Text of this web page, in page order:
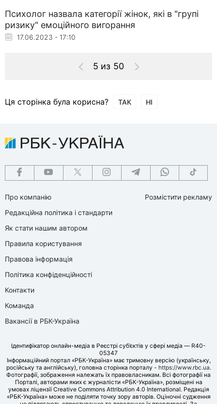
Психолог назвала категорії жінок, які в "групі
ризику" емоційного вигорання
17.06.2023 - 17:10
5 из 50
Ця сторінка була корисна? ТАК НІ
Про компанію
Редакційна політика і стандарти
Як стати нашим автором
Правила користування
Правова інформація
Політика конфіденційності
Контакти
Команда
Вакансії в РБК-Україна
Розмістити рекламу
Ідентифікатор онлайн-медіа в Реєстрі суб’єктів у сфері медіа — R40-
05347
Інформаційний портал «РБК-Україна» має тримовну версію (українську,
російську та англійську), головна сторінка порталу - https://www.rbc.ua.
Фотографії, зображення належать їх правовласникам. Всі фотографії на
Порталі, авторами яких є журналісти «РБК-Україна», розміщені на
умовах ліцензії Creative Commons Attribution 4.0 International. Редакція
«РБК-Україна» може не поділяти точку зору авторів. Оціночні судження